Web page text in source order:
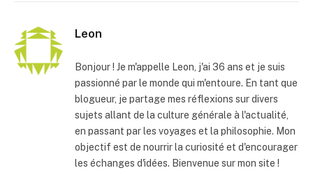
Leon
Bonjour ! Je m'appelle Leon, j'ai 36 ans et je suis
passionné par le monde qui m'entoure. En tant que
blogueur, je partage mes réflexions sur divers
sujets allant de la culture générale à l'actualité,
en passant par les voyages et la philosophie. Mon
objectif est de nourrir la curiosité et d'encourager
les échanges d'idées. Bienvenue sur mon site !